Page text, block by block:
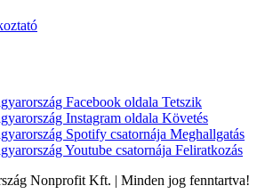
Tetszik
Követés
Meghallgatás
Feliratkozás
Nonprofit Kft. | Minden jog fenntartva!